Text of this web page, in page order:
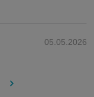
05.05.2026